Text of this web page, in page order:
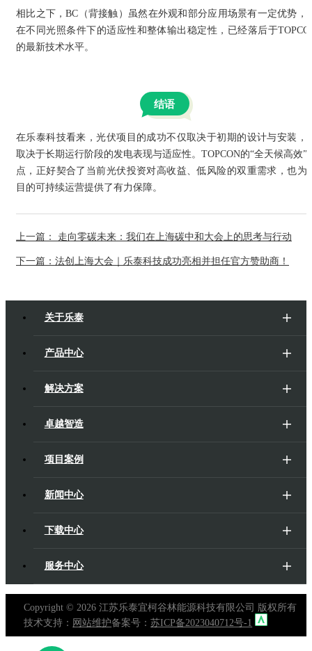
相比之下，BC（背接触）虽然在外观和部分应用场景有一定优势，
在不同光照条件下的适应性和整体输出稳定性，已经落后于
的最新技术水平。
结语
在乐泰科技看来，光伏项目的成功不仅取决于初期的设计与安装，
取决于长期运行阶段的发电表现与适应性。TOPCON的“全天候高效”
点，正好契合了当前光伏投资对高收益、低风险的双重需求，也为
目的可持续运营提供了有力保障。
上一篇： 走向零碳未来：我们在上海碳中和大会上的思考与行动
下一篇：法创上海大会｜乐泰科技成功亮相并担任官方赞助商！
关于乐泰
产品中心
解决方案
卓越智造
项目案例
新闻中心
下载中心
服务中心
Copyright ©2026 江苏乐泰宜柯谷林能源科技有限公司 版权所有
技术支持： 网站维护备案号：苏ICP备2023040712号-1